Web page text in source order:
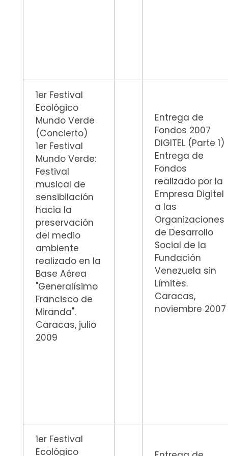
1er Festival
Ecológico
Mundo Verde
(Concierto)
1er Festival
Mundo Verde:
Festival
musical de
sensibilación
hacia la
preservación
del medio
ambiente
realizado en la
Base Aérea
"Generalísimo
Francisco de
Miranda".
Caracas, julio
2009
Entrega de
Fondos 2007
DIGITEL (Parte 1)
Entrega de
Fondos
realizado por la
Empresa Digitel
a las
Organizaciones
de Desarrollo
Social de la
Fundación
Venezuela sin
Límites.
Caracas,
noviembre 2007
1er Festival
Ecológico